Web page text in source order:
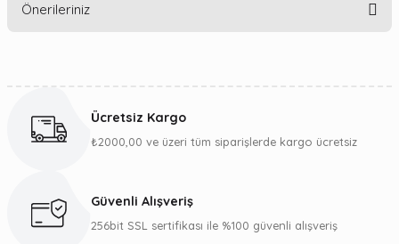
Önerileriniz
Görüş ve önerileriniz için teşekkür ederiz.
Ürün bilgilerinde hatalar bulunuyor.
Ücretsiz Kargo
₺2000,00 ve üzeri tüm siparişlerde kargo ücretsiz
Güvenli Alışveriş
256bit SSL sertifikası ile %100 güvenli alışveriş